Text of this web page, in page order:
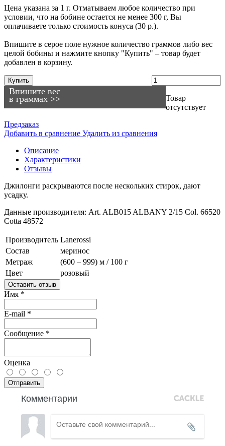
Цена указана за 1 г. Отматываем любое количество при
условии, что на бобине остается не менее 300 г, Вы
оплачиваете только стоимость конуса (30 р.).
Впишите в серое поле нужное количество граммов либо вес
целой бобины и нажмите кнопку "Купить" – товар будет
добавлен в корзину.
Впишите вес
в граммах >>
Купить
Товар
отсутствует
Предзаказ
Добавить в сравнение Удалить из сравнения
Описание
Характеристики
Отзывы
Джилонги раскрываются после нескольких стирок, дают
усадку.
Данные производителя: Art. ALB015 ALBANY 2/15 Col. 66520
Cotta 48572
Производитель Lanerossi
Состав
меринос
Метраж
(600 – 999) м / 100 г
Цвет
розовый
Оставить отзыв
Имя *
E-mail *
Сообщение *
Оценка
Отправить
Комментарии